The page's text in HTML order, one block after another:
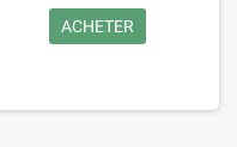
ACHETER